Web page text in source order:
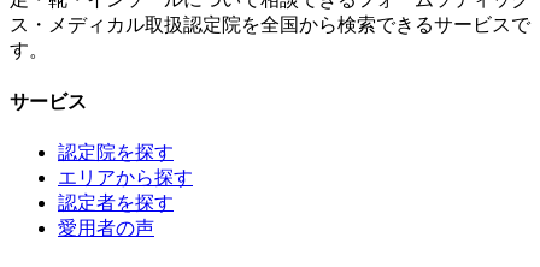
ス・メディカル取扱認定院を全国から検索できるサービスで
す。
サービス
認定院を探す
エリアから探す
認定者を探す
愛用者の声